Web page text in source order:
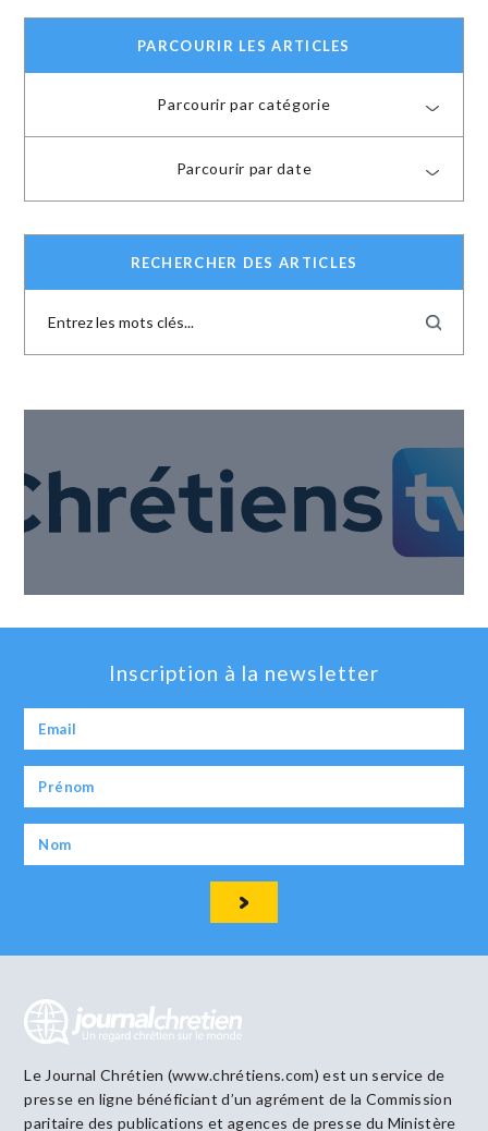
PARCOURIR LES ARTICLES
Parcourir par catégorie
Parcourir par date
RECHERCHER DES ARTICLES
Inscription à la newsletter
Le Journal Chrétien (www.chrétiens.com) est un service de
presse en ligne bénéficiant d’un agrément de la Commission
paritaire des publications et agences de presse du Ministère